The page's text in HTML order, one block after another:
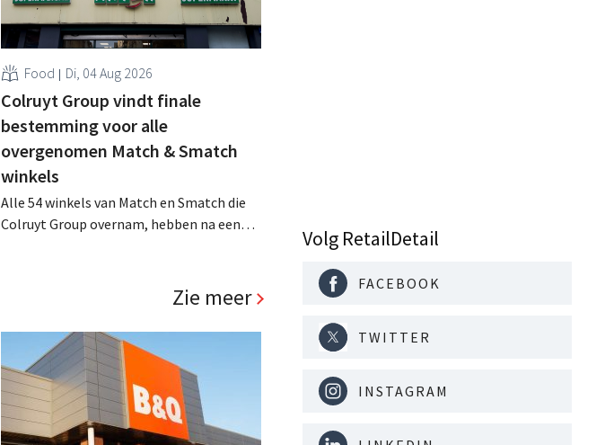
Food Di, 04 Aug 2026
Colruyt Group vindt finale
bestemming voor alle
overgenomen Match & Smatch
winkels
Alle 54 winkels van Match en Smatch die
Colruyt Group overnam, hebben na een
die bestemming voor sommige panden
Zie meer
Volg RetailDetail
FACEBOOK
TWITTER
INSTAGRAM